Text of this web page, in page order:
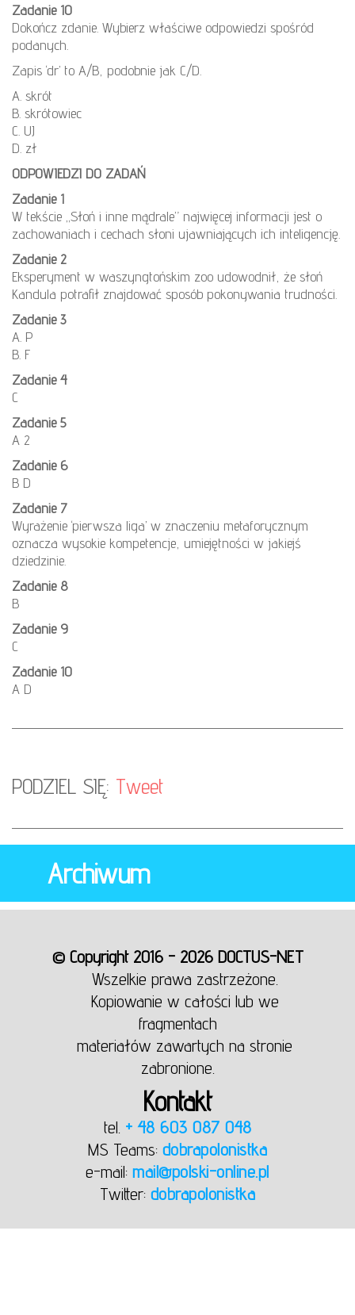
Zadanie 10
Dokończ zdanie. Wybierz właściwe odpowiedzi spośród
podanych.
Zapis ‘dr’ to A/B, podobnie jak C/D.
A. skrót
B. skrótowiec
C. UJ
D. zł
ODPOWIEDZI DO ZADAŃ
Zadanie 1
W tekście „Słoń i inne mądrale” najwięcej informacji jest o
zachowaniach i cechach słoni ujawniających ich inteligencję.
Zadanie 2
Eksperyment w waszyngtońskim zoo udowodnił, że słoń
Kandula potrafił znajdować sposób pokonywania trudności.
Zadanie 3
A. P
B. F
Zadanie 4
C
Zadanie 5
A 2
Zadanie 6
B D
Zadanie 7
Wyrażenie ‘pierwsza liga’ w znaczeniu metaforycznym
oznacza wysokie kompetencje, umiejętności w jakiejś
dziedzinie.
Zadanie 8
B
Zadanie 9
C
Zadanie 10
A D
PODZIEL SIĘ: Tweet
Archiwum
© Copyright 2016 - 2026 DOCTUS-NET
Wszelkie prawa zastrzeżone.
Kopiowanie w całości lub we
fragmentach
materiałów zawartych na stronie
zabronione.
Kontakt
tel. + 48 603 087 048
MS Teams: dobrapolonistka
e-mail:mail@polski-online.pl
Twitter: dobrapolonistka